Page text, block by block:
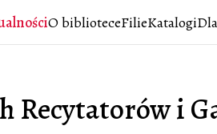
O biblioteceFilieKatalogi
Recytatorów i